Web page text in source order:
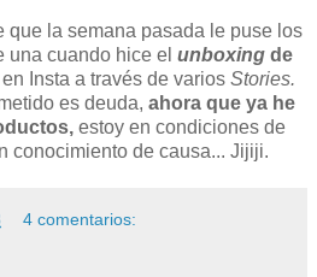
que la semana pasada le puse los
una cuando hice el unboxing de
en Insta a través de varios Stories.
es deuda, ahora que ya he
estoy en condiciones de
conocimiento de causa... Jijiji.
4 comentarios: